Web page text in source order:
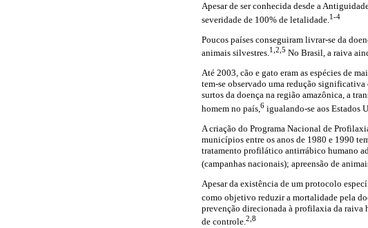
Apesar de ser conhecida desde a
severidade de 100% de letalidade. 1-4
Poucos países conseguiram livrar-se da
animais silvestres.1,2,5 No Brasil, a raiva
Até 2003, cão e gato eram as espécies de
tem-se observado uma redução significativa
surtos da doença na região amazônica, a
homem no país, 6 igualando-se aos Estados
A criação do Programa Nacional de
municípios entre os anos de 1980 e 1990
tratamento profilático antirrábico humano
(campanhas nacionais); apreensão de
Apesar da existência de um protocolo
como objetivo reduzir a mortalidade pela
prevenção direcionada à profilaxia da raiva
de controle.2,8